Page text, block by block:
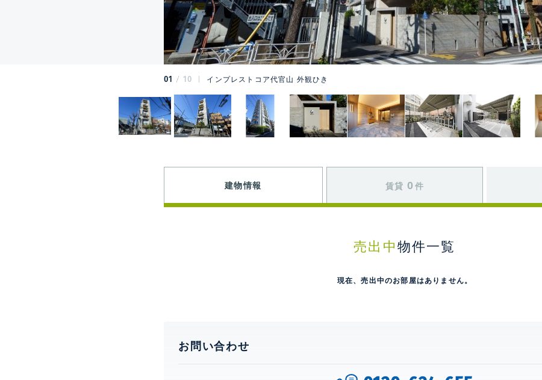
01 10 インプレストコア代官山 外観ひき
建物情報 賃貸 0 件
売出中 物件一覧
現在、売出中のお部屋はありません。
お問い合わせ